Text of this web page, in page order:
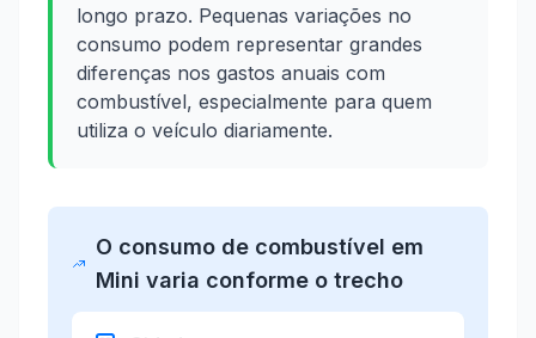
longo prazo. Pequenas variações no
consumo podem representar grandes
diferenças nos gastos anuais com
combustível, especialmente para quem
utiliza o veículo diariamente.
O consumo de combustível em
Mini varia conforme o trecho